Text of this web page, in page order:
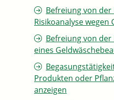
Befreiung von
Risikoanalyse wegen
Befreiung von
eines
Produkten oder
anzeigen